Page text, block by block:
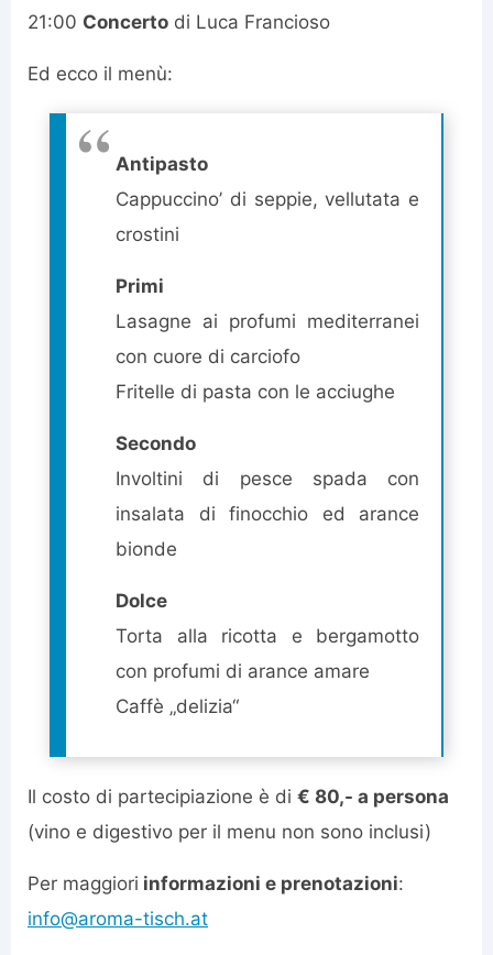
21:00 Concerto di Luca Francioso
Ed ecco il menù:
Antipasto
Cappuccino’ di seppie, vellutata e
crostini
Primi
Lasagne ai profumi mediterranei
con cuore di carciofo
Fritelle di pasta con le acciughe
Secondo
Involtini di pesce spada con
insalata di finocchio ed arance
bionde
Dolce
Torta alla ricotta e bergamotto
con profumi di arance amare
Caffè „delizia“
Il costo di partecipiazione è di € 80,- a persona
(vino e digestivo per il menu non sono inclusi)
Per maggiori informazioni e prenotazioni:
info@aroma-tisch.at